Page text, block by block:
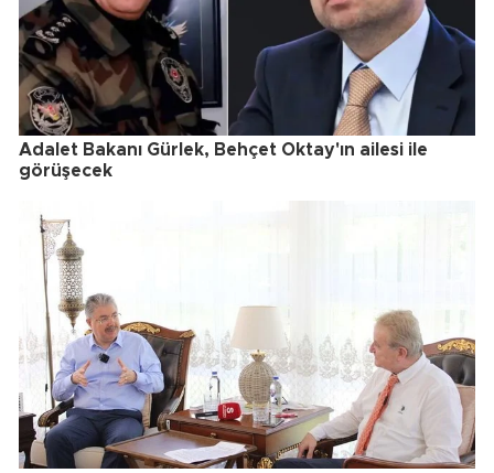
Adalet Bakanı Gürlek, Behçet Oktay'ın ailesi ile
görüşecek